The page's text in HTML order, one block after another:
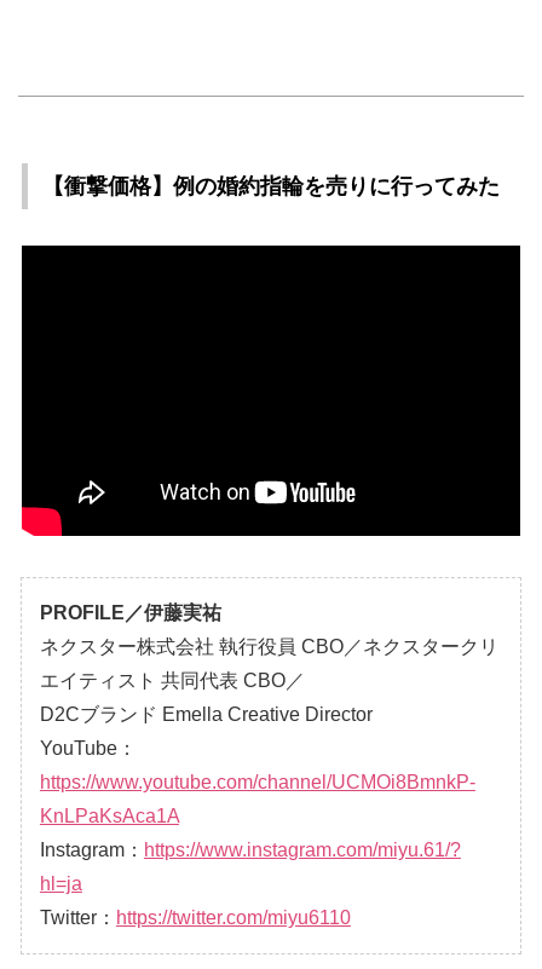
【衝撃価格】例の婚約指輪を売りに行ってみた
PROFILE／伊藤実祐
ネクスター株式会社 執行役員 CBO／ネクスタークリ
エイティスト 共同代表 CBO／
D2Cブランド Emella Creative Director
YouTube：
https://www.youtube.com/channel/UCMOi8BmnkP-
KnLPaKsAca1A
Instagram： https://www.instagram.com/miyu.61/?
hl=ja
Twitter： https://twitter.com/miyu6110